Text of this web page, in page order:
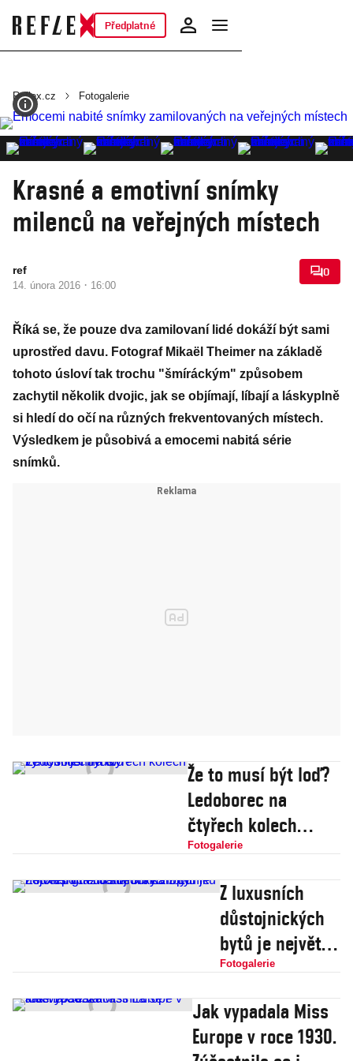
Předplatné
Reflex.cz Fotogalerie
Krasné a emotivní snímky
milenců na veřejných místech
ref
14. února 2016 · 16:00
0
Říká se, že pouze dva zamilovaní lidé dokáží být sami
uprostřed davu. Fotograf Mikaël Theimer na základě
tohoto úsloví tak trochu "šmíráckým" způsobem
zachytil několik dvojic, jak se objímají, líbají a láskyplně
si hledí do očí na různých frekventovaných místech.
Výsledkem je působivá a emocemi nabitá série
snímků.
Že to musí být loď?
Ledoborec na
čtyřech kolech
vymyslí jen Rus
Fotogalerie
Z luxusních
důstojnických
bytů je největší
ghetto střední
Evropy.
Fotoreportáž
Jana Šibíka z
Fotogalerie
Jak vypadala Miss
Europe v roce 1930.